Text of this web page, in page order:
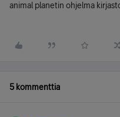
animal planetin ohjelma
5 kommenttia